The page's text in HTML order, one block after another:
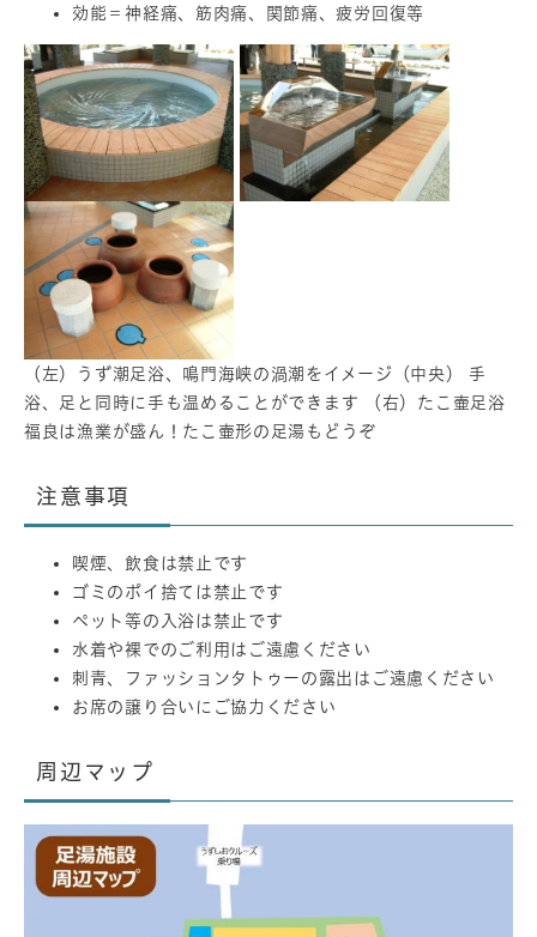
効能＝神経痛、筋肉痛、関節痛、疲労回復等
（左）うず潮足浴、鳴門海峡の渦潮をイメージ（中央） 手
浴、足と同時に手も温めることができます （右）たこ壷足浴
福良は漁業が盛ん！たこ壷形の足湯もどうぞ
注意事項
喫煙、飲食は禁止です
ゴミのポイ捨ては禁止です
ペット等の入浴は禁止です
水着や裸でのご利用はご遠慮ください
刺青、ファッションタトゥーの露出はご遠慮ください
お席の譲り合いにご協力ください
周辺マップ